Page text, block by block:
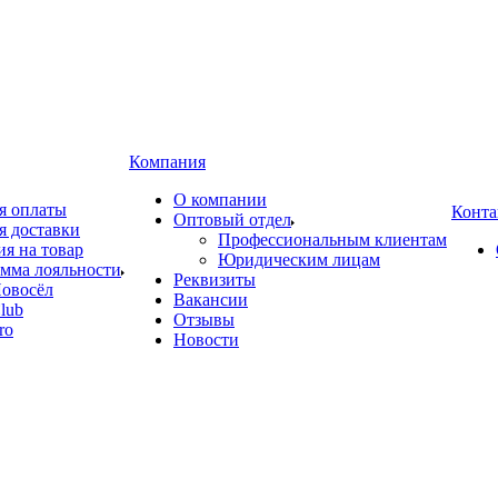
оплаты
доставки
на товар
лояльности
Компания
О компании
Оптовый отдел
Профессиональным клиентам
Юридическим лицам
Реквизиты
Вакансии
Отзывы
Новости